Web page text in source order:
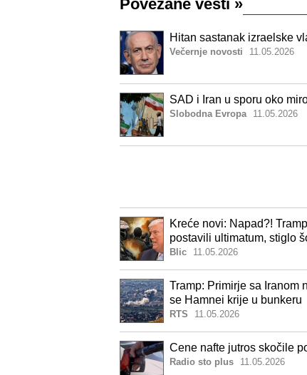
Povezane vesti »
Hitan sastanak izraelske
Večernje novosti 11.05.2026
SAD i Iran u sporu oko
Slobodna Evropa 11.05.2026
Kreće novi: Napad?!
postavili ultimatum, stiglo
nećemo moći da se
Blic 11.05.2026
Tramp: Primirje sa Iranom
se Hamnei krije u bunkeru
RTS 11.05.2026
Cene nafte jutros skočile
Radio sto plus 11.05.2026